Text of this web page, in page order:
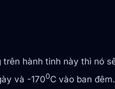
hành tinh này thì nó
và -1700C vào ban